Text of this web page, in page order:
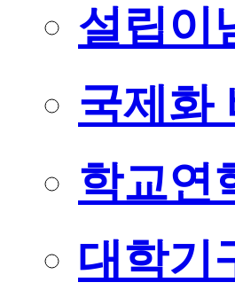
설립이
국제화
학교연
대학기